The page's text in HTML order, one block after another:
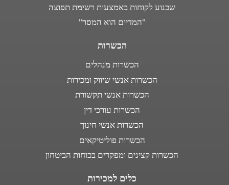
שכנוע לקוחות באמצעות רשימת תפוצה
"המדיום הוא המסר"
הכשרות
הכשרות מנהלים
הכשרות אנשי שיווק ומכירות
הכשרות אנשי תקשורת
הכשרות עורכי דין
הכשרות אנשי חינוך
הכשרות פוליטיקאים
הכשרות קצינים ומפקדים בכוחות הביטחון
כלים למכירות